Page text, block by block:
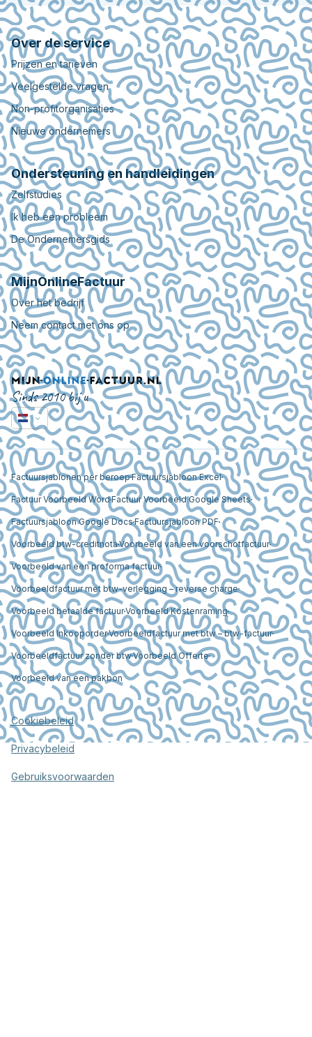
Over de service
Prijzen en tarieven
Veelgestelde vragen
Non-profitorganisaties
Nieuwe ondernemers
Ondersteuning en handleidingen
Zelfstudies
Ik heb een probleem
De Ondernemersgids
MijnOnlineFactuur
Over het bedrijf
Neem contact met ons op
Sinds 2010 bij u
Factuursjablonen per beroepFactuursjabloon Excel
Factuur Voorbeeld WordFactuur Voorbeeld Google Sheets
Factuursjabloon Google DocsFactuursjabloon PDF
Voorbeeld btw-creditnotaVoorbeeld van een voorschotfactuur
Voorbeeld van een proforma factuur
Voorbeeldfactuur met btw-verlegging – reverse charge
Voorbeeld betaalde factuurVoorbeeld Kostenraming
Voorbeeld InkooporderVoorbeeldfactuur met btw – btw-factuur
Voorbeeldfactuur zonder btwVoorbeeld Offerte
Voorbeeld van een pakbon
Cookiebeleid
Privacybeleid
Gebruiksvoorwaarden